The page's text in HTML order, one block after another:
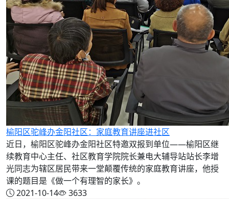
榆阳区驼峰办金阳社区：家庭教育讲座进社区
近日，榆阳区驼峰办金阳社区特邀双报到单位——榆阳区继
续教育中心主任、社区教育学院院长兼电大辅导站站长李增
光同志为辖区居民带来一堂颠覆传统的家庭教育讲座，他授
课的题目是《做一个有理智的家长》。
2021-10-14
3633